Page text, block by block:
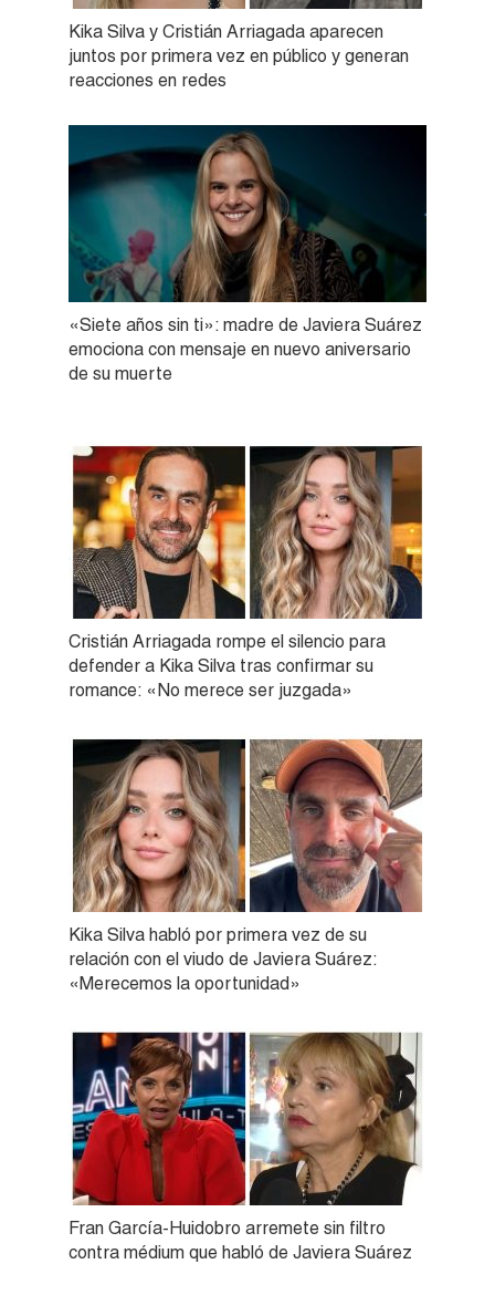
Kika Silva y Cristián Arriagada aparecen
juntos por primera vez en público y generan
reacciones en redes
«Siete años sin ti»: madre de Javiera Suárez
emociona con mensaje en nuevo aniversario
de su muerte
Cristián Arriagada rompe el silencio para
defender a Kika Silva tras confirmar su
romance: «No merece ser juzgada»
Kika Silva habló por primera vez de su
relación con el viudo de Javiera Suárez:
«Merecemos la oportunidad»
Fran García-Huidobro arremete sin filtro
contra médium que habló de Javiera Suárez